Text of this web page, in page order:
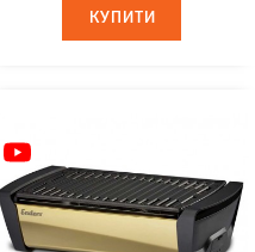
КУПИТИ
КУПИТИ